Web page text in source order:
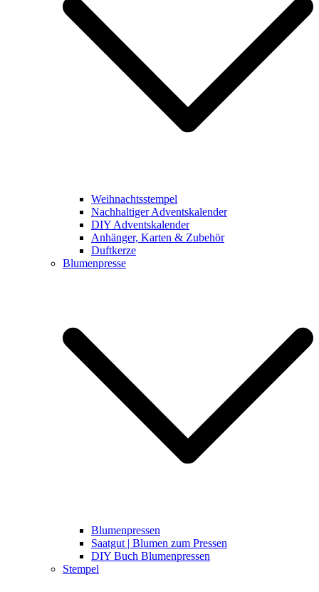
Weihnachtsstempel
Nachhaltiger Adventskalender
DIY Adventskalender
Anhänger, Karten & Zubehör
Duftkerze
Blumenpresse
Blumenpressen
Saatgut | Blumen zum Pressen
DIY Buch Blumenpressen
Stempel